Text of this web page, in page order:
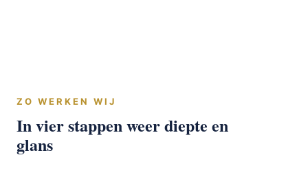
ZO WERKEN WIJ
In vier stappen weer diepte en
glans